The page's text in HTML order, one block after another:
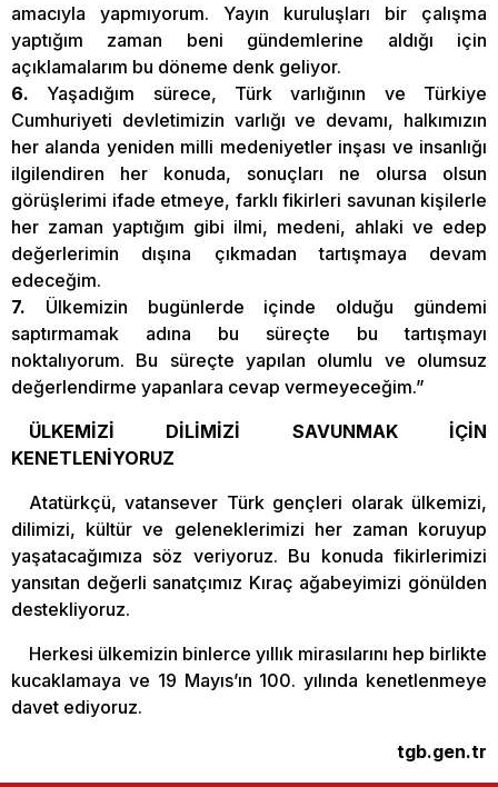
amacıyla yapmıyorum. Yayın kuruluşları bir çalışma
yaptığım zaman beni gündemlerine aldığı için
açıklamalarım bu döneme denk geliyor.
6. Yaşadığım sürece, Türk varlığının ve Türkiye
Cumhuriyeti devletimizin varlığı ve devamı, halkımızın
her alanda yeniden milli medeniyetler inşası ve insanlığı
ilgilendiren her konuda, sonuçları ne olursa olsun
görüşlerimi ifade etmeye, farklı fikirleri savunan kişilerle
her zaman yaptığım gibi ilmi, medeni, ahlaki ve edep
değerlerimin dışına çıkmadan tartışmaya devam
edeceğim.
7. Ülkemizin bugünlerde içinde olduğu gündemi
saptırmamak adına bu süreçte bu tartışmayı
noktalıyorum. Bu süreçte yapılan olumlu ve olumsuz
değerlendirme yapanlara cevap vermeyeceğim.”
ÜLKEMİZİ DİLİMİZİ SAVUNMAK İÇİN
KENETLENİYORUZ
Atatürkçü, vatansever Türk gençleri olarak ülkemizi,
dilimizi, kültür ve geleneklerimizi her zaman koruyup
yaşatacağımıza söz veriyoruz. Bu konuda fikirlerimizi
yansıtan değerli sanatçımız Kıraç ağabeyimizi gönülden
destekliyoruz.
Herkesi ülkemizin binlerce yıllık mirasılarını hep birlikte
kucaklamaya ve 19 Mayıs’ın 100. yılında kenetlenmeye
davet ediyoruz.
tgb.gen.tr